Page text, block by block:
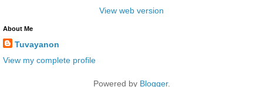
View web version
About Me
Tuvayanon
View my complete profile
Powered by Blogger.